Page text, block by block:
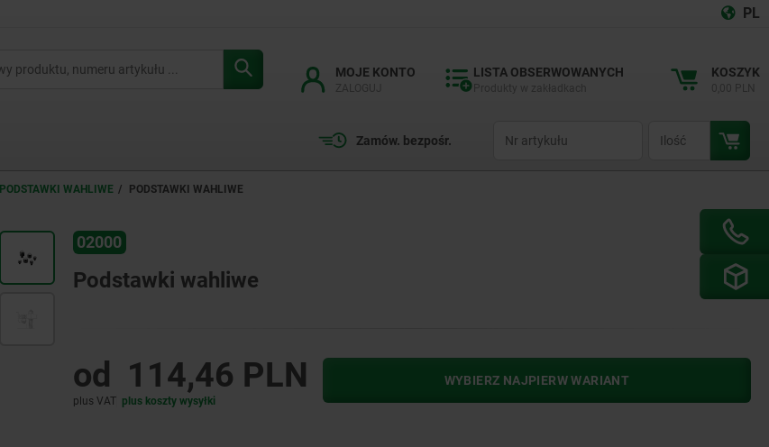
PL
MOJE KONTO LISTA OBSERWOWANYCH KOSZYK
Zamów. bezpośr.
PODSTAWKI WAHLIWE PODSTAWKI WAHLIWE
02000
Podstawki wahliwe
od 114,46 PLN
plus VAT plus koszty wysyłki
WYBIERZ NAJPIERW WARIANT